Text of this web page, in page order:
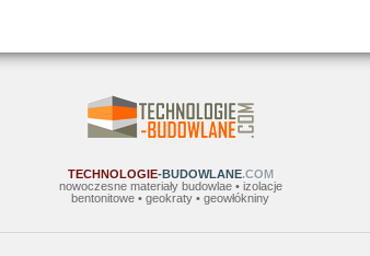
TECHNOLOGIE-BUDOWLANE.COM
nowoczesne materiały budowlae • izolacje
bentonitowe • geokraty • geowłókniny